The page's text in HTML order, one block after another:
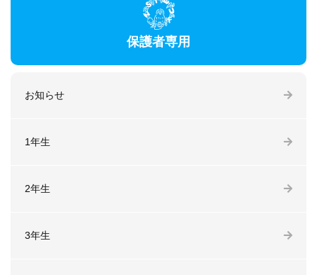
保護者専用
お知らせ
1年生
2年生
3年生